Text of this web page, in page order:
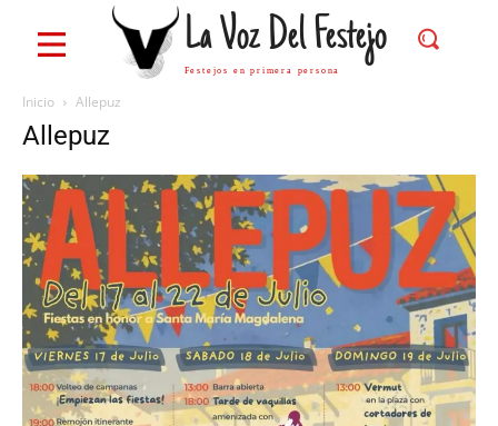
La Voz Del Festejo
Festejos en primera persona
Inicio Allepuz
Allepuz